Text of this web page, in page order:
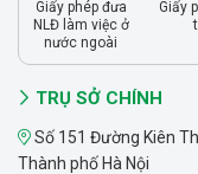
Giấy phép đưa
NLĐ làm việc ở
nước ngoài
Giấy
TRỤ SỞ CHÍNH
Số 151 Đường Kiên
Thành phố Hà Nội